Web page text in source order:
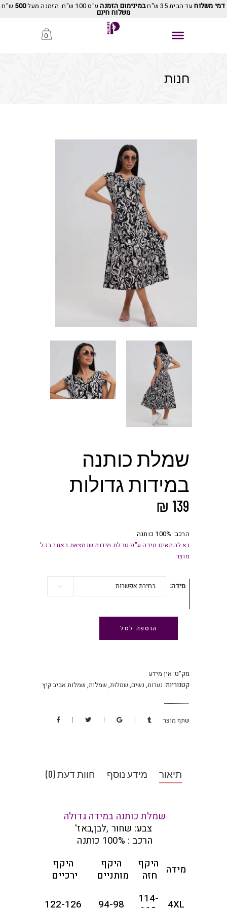
דמי משלוחעד הבית 35 ש"ח במינימום הזמנהע"ס 100 ש"ח. הזמנה מעל 500 ש"ח
משלוח חינם
0
חנות
שמלת כותנה
במידות גדולות
₪ 139
הרכב: 100% כותנה
נא להתאים מידה ע"פ טבלת מידות שנמצאת באתר בכל
מוצר
מידה בחירת אפשרות
הוספה לסל
מק"ט: אין מידע
קטגוריות: נערות, נשים, שמלות, שמלות, שמלות אביב קיץ
שתף מוצר
תיאור מידע נוסף חוות דעת (0)
שמלת כותנה במידה גדולה
צבע: שחור ,לבן,באז'
הרכב : 100% כותנה
מידה
היקף
חזה
היקף
מותניים
היקף
ירכיים
4XL
114-
94-98
122-126